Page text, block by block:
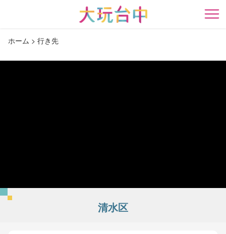
開
ホーム 行き先
清水区